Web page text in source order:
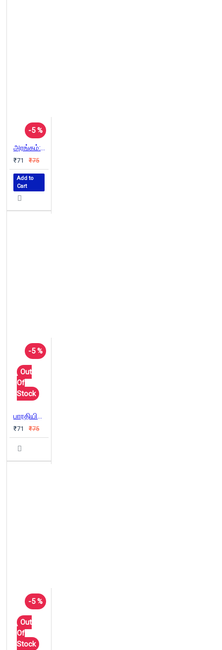
-5 %
அரங்கம்:அரசியல் – அழகியல் (அரங்கக் கோட்பாடுகள் )
₹71 ₹75
Add to
Cart
-5 %
Out
Of
Stock
பாரதியின் கலை இலக்கியக் கோட்பாடுகள்
₹71 ₹75
-5 %
Out
Of
Stock